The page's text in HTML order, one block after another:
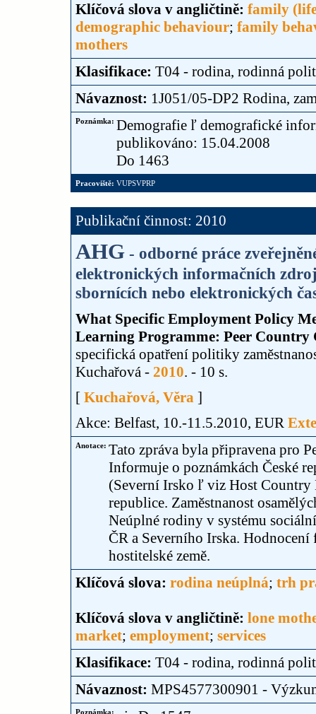
Klíčová slova v angličtině: family
demographic behaviour; family
mothers
Klasifikace: T04 - rodina, rodinná
Návaznost: 1J051/05-DP2 Rodina,
Poznámka: Demografie ľ demografické
publikováno: 15.04.2008
Do 1463
Pracoviště: VUPSVPRP
Publikační činnost: 2010
AHG - odborné práce
elektronických informačních
sbornících nebo elektronických
What Specific Employment Policy
Learning Programme: Peer Country
specifická opatření politiky
Kuchařová - 2010. - 10 s.
[ Kuchařová, Věra ]
Akce: Belfast, 10.-11.5.2010, EUR
Anotace: Tato zpráva byla připravena pro
Informuje o poznámkách České
(Severní Irsko ľ viz Host Country
republice. Zaměstnanost
Neúplné rodiny v systému
ČR a Severního Irska.
hostitelské země.
Klíčová slova: rodina neúplná; trh
Klíčová slova v angličtině: lone
market; employment; services
Klasifikace: T04 - rodina, rodinná
Návaznost: MPS4577300901 -
Poznámka: